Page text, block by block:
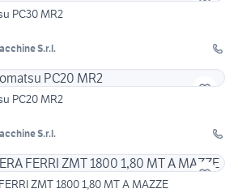
PC30 MR2
S.r.l.
PC20 MR2
S.r.l.
ZMT 1800 1,80 MT A MAZZE